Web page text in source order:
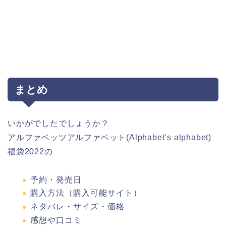
まとめ
いかがでしたでしょうか？
アルファベッツアルファベット(Alphabet’s alphabet)
福袋2022の
予約・発売日
購入方法（購入可能サイト）
ネタバレ・サイズ・価格
感想や口コミ